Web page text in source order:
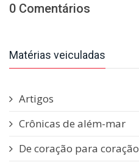
0 Comentários
Matérias veiculadas
Artigos
Crônicas de além-mar
De coração para coração